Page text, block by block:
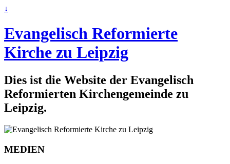
↓
Evangelisch Reformierte
Kirche zu Leipzig
Dies ist die Website der Evangelisch
Reformierten Kirchengemeinde zu
Leipzig.
MEDIEN